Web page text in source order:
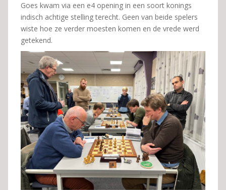
Goes kwam via een e4 opening in een soort konings
indisch achtige stelling terecht. Geen van beide spelers
wiste hoe ze verder moesten komen en de vrede werd
getekend.